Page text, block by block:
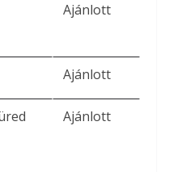
Ajánlott
Ajánlott
Ajánlott